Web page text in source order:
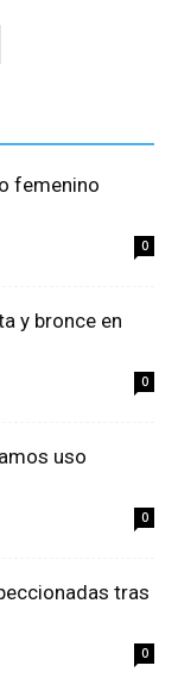
femenino
0
y bronce en
0
uso
0
tras
0